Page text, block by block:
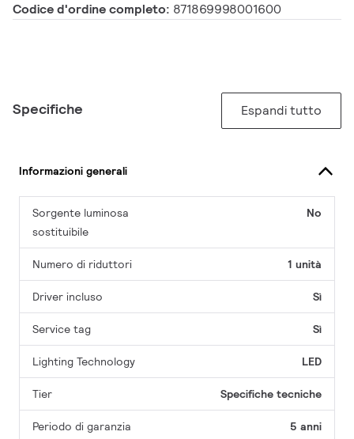
Codice d'ordine completo: 871869998001600
Specifiche Espandi tutto
Informazioni generali
Sorgente luminosa
sostituibile
No
Numero di riduttori 1 unità
Driver incluso Sì
Service tag Sì
Lighting Technology LED
Tier Specifiche tecniche
Periodo di garanzia 5 anni